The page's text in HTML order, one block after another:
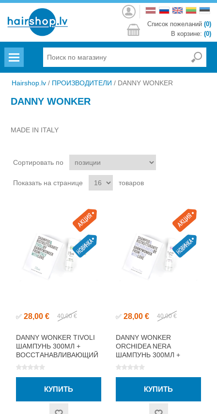
Войти
Список пожеланий (0)
В корзине: (0)
Hairshop.lv / ПРОИЗВОДИТЕЛИ / DANNY WONKER
DANNY WONKER
MADE IN ITALY
Сортировать по
Показать на странице товаров
✅ 28,00 € 40,00 €
DANNY WONKER TIVOLI
ШАМПУНЬ 300МЛ +
ВОССТАНАВЛИВАЮЩИЙ
СПРЕЙ ДЛЯ ВОЛОС 50МЛ
✅ 28,00 € 40,00 €
DANNY WONKER
ORCHIDEA NERA
ШАМПУНЬ 300МЛ +
ВОССТАНАВЛИВАЮЩИЙ
СПРЕЙ ДЛЯ ВОЛОС 50МЛ